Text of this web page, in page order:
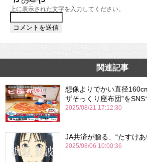
上に表示された文字を入力してください。
関連記事
想像よりでかい直径
ザそっくり座布団”をSNS
2025/08/21 17:12:30
JA共済が贈る、“たすけ
2025/08/06 10:00:36